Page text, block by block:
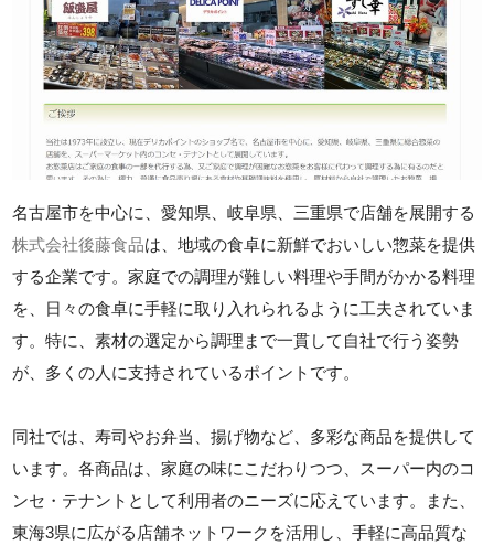
名古屋市を中心に、愛知県、岐阜県、三重県で店舗を展開する
株式会社後藤食品は、地域の食卓に新鮮でおいしい惣菜を提供
する企業です。家庭での調理が難しい料理や手間がかかる料理
を、日々の食卓に手軽に取り入れられるように工夫されていま
す。特に、素材の選定から調理まで一貫して自社で行う姿勢
が、多くの人に支持されているポイントです。
同社では、寿司やお弁当、揚げ物など、多彩な商品を提供して
います。各商品は、家庭の味にこだわりつつ、スーパー内のコ
ンセ・テナントとして利用者のニーズに応えています。また、
東海3県に広がる店舗ネットワークを活用し、手軽に高品質な